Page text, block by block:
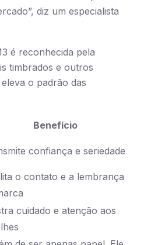
diz um especialista
é reconhecida pela
timbrados e outros
o padrão das
Benefício
confiança e seriedade
o contato e a lembrança
cuidado e atenção aos